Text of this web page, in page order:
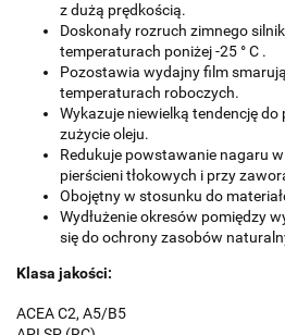
z dużą prędkością.
Doskonały rozruch zimnego
temperaturach poniżej -25 ° C .
Pozostawia wydajny film
temperaturach roboczych.
Wykazuje niewielką tendencję
zużycie oleju.
Redukuje powstawanie nagaru
pierścieni tłokowych i przy
Obojętny w stosunku do
Wydłużenie okresów pomiędzy
się do ochrony zasobów
Klasa jakości:
ACEA C2, A5/B5